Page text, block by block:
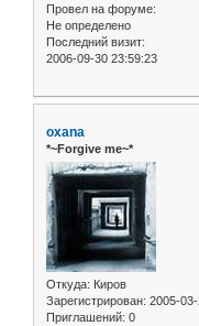
Провел на форуме:
Не определено
Последний визит:
2006-09-30 23:59:23
oxana
*~Forgive me~*
Откуда: Киров
Зарегистрирован: 2005-
Приглашений: 0